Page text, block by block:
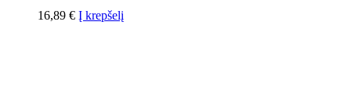
16,89 € Į krepšelį